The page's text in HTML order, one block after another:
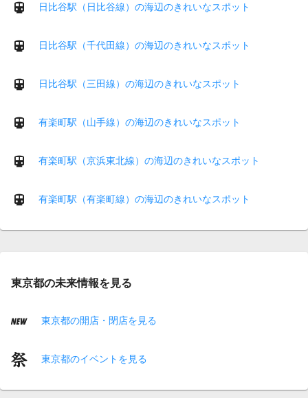
日比谷駅（日比谷線）の海辺のきれいなスポット
日比谷駅（千代田線）の海辺のきれいなスポット
日比谷駅（三田線）の海辺のきれいなスポット
有楽町駅（山手線）の海辺のきれいなスポット
有楽町駅（京浜東北線）の海辺のきれいなスポット
有楽町駅（有楽町線）の海辺のきれいなスポット
東京都の未来情報を見る
東京都の開店・閉店を見る
東京都のイベントを見る